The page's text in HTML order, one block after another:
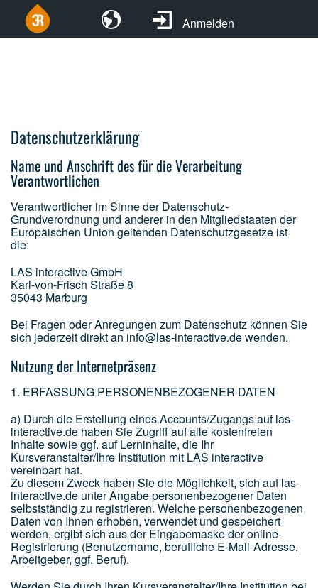
Anmelden
Datenschutzerklärung
Name und Anschrift des für die Verarbeitung
Verantwortlichen
Verantwortlicher im Sinne der Datenschutz-
Grundverordnung und anderer in den Mitgliedstaaten der
Europäischen Union geltenden Datenschutzgesetze ist
die:
LAS interactive GmbH
Karl-von-Frisch Straße 8
35043 Marburg
Bei Fragen oder Anregungen zum Datenschutz können Sie
sich jederzeit direkt an info@las-interactive.de wenden.
Nutzung der Internetpräsenz
1. ERFASSUNG PERSONENBEZOGENER DATEN
a) Durch die Erstellung eines Accounts/Zugangs auf las-
interactive.de haben Sie Zugriff auf alle kostenfreien
Inhalte sowie ggf. auf Lerninhalte, die Ihr
Kursveranstalter/Ihre Institution mit LAS interactive
vereinbart hat.
Zu diesem Zweck haben Sie die Möglichkeit, sich auf las-
interactive.de unter Angabe personenbezogener Daten
selbstständig zu registrieren. Welche personenbezogenen
Daten von Ihnen erhoben, verwendet und gespeichert
werden, ergibt sich aus der Eingabemaske der online-
Registrierung (Benutzername, berufliche E-Mail-Adresse,
Arbeitgeber, ggf. Beruf).